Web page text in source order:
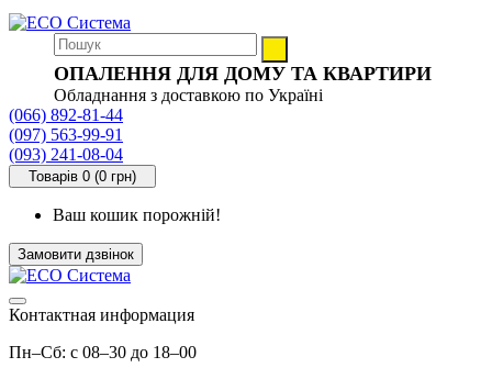
ОПАЛЕННЯ ДЛЯ ДОМУ ТА КВАРТИРИ
Обладнання з доставкою по Україні
(066) 892-81-44
(097) 563-99-91
(093) 241-08-04
Товарів 0 (0 грн)
Ваш кошик порожній!
Замовити дзвінок
Контактная информация
Пн–Сб: с 08–30 до 18–00